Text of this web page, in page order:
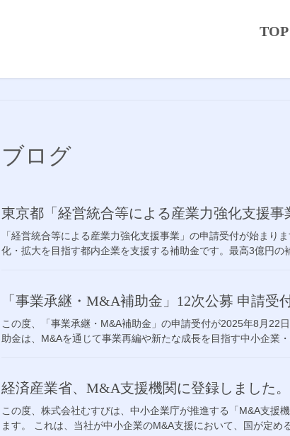
TOP
ブログ
東京都「経営統合等による産業力強化支援事
「経営統合等による産業力強化支援事業」の申請受付が始まり
化・拡大を目指す都内企業を支援する補助金です。最高3億円
「事業承継・M&A補助金」12次公募 申請受
この度、「事業承継・M&A補助金」の申請受付が2025年8月22
助金は、M&Aを通じて事業再編や新たな成長を目指す中小企業
経済産業省、M&A支援機関に登録しました。
この度、株式会社むすびは、中小企業庁が推進する「M&A支援
ます。 これは、当社が中小企業のM&A支援において、国が定